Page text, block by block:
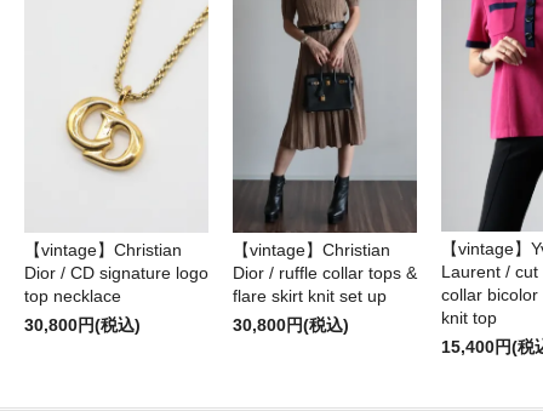
【vintage】Christian
Dior / CD signature logo
top necklace
30,800円(税込)
【vintage】Christian
Dior / ruffle collar tops &
flare skirt knit set up
30,800円(税込)
【vintage】
Laurent /
collar bicolor
knit top
15,400円(税